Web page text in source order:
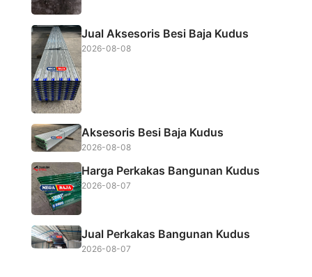
k
Jual Aksesoris Besi Baja Kudus
2026-08-08
Aksesoris Besi Baja Kudus
2026-08-08
Harga Perkakas Bangunan Kudus
2026-08-07
Jual Perkakas Bangunan Kudus
2026-08-07